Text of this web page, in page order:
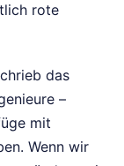
rote
das
–
mit
Wenn wir